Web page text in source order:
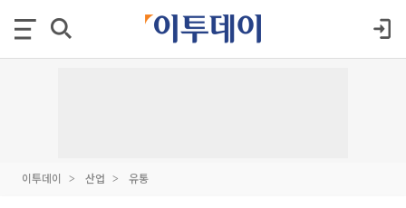
이투데이 산업 유통